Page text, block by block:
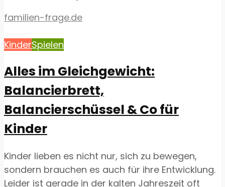
familien-frage.de
KinderSpielen
Alles im Gleichgewicht:
Balancierbrett,
Balancierschüssel & Co für
Kinder
Kinder lieben es nicht nur, sich zu bewegen,
sondern brauchen es auch für ihre Entwicklung.
Leider ist gerade in der kalten Jahreszeit oft